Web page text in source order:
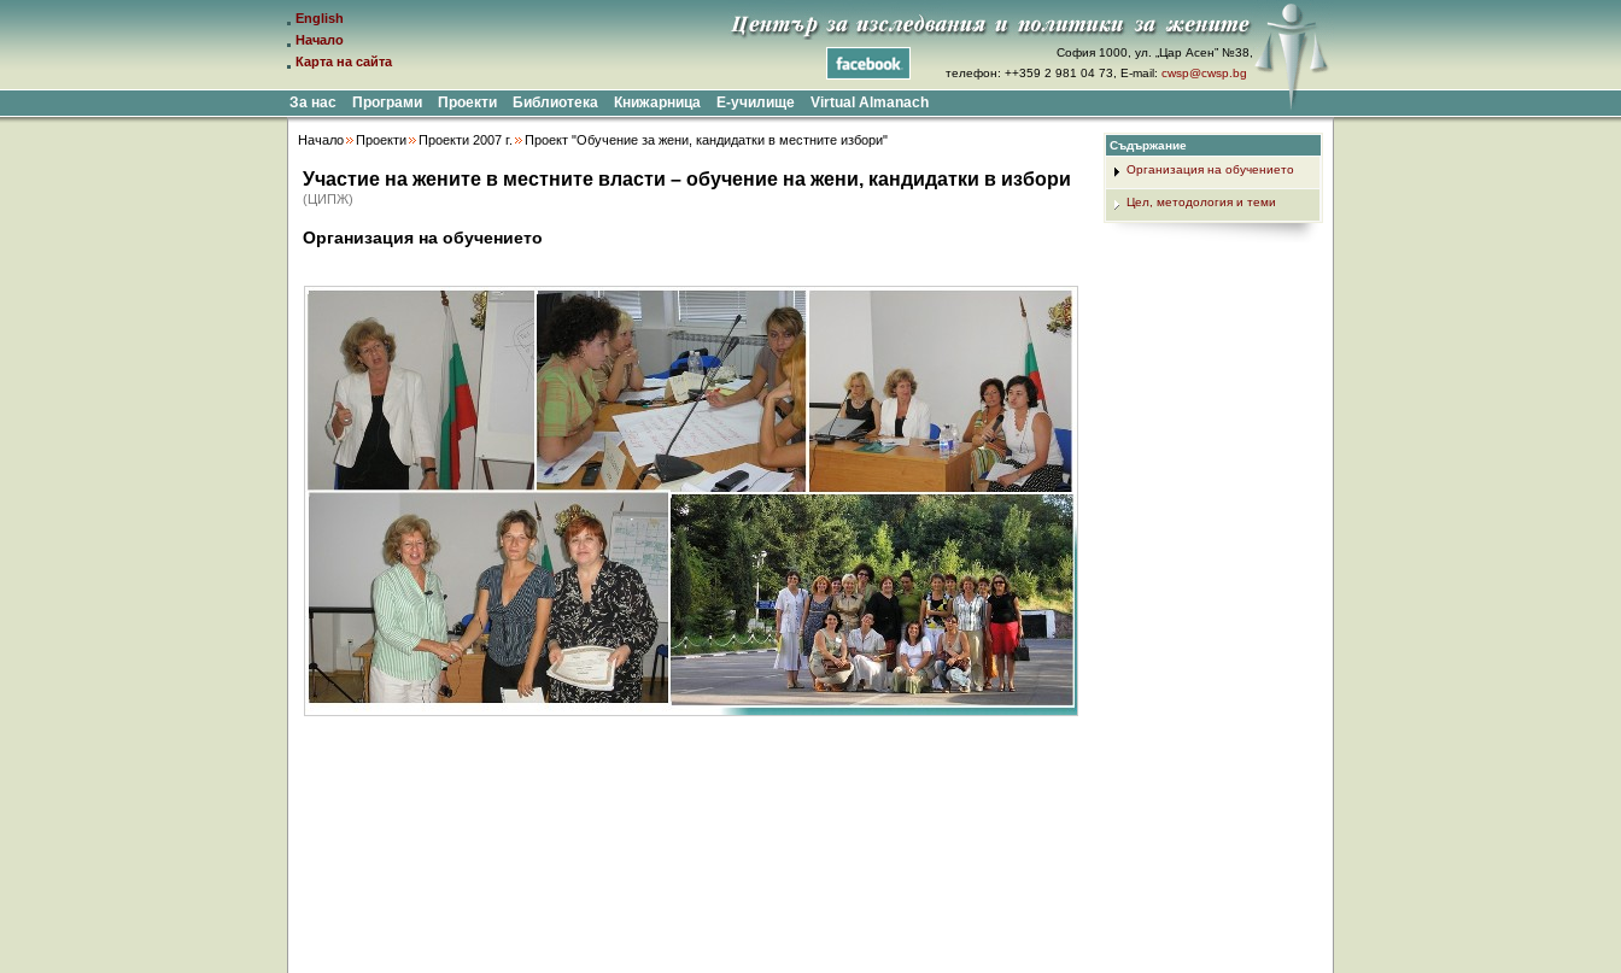
English
Начало
Карта на сайта
София 1000, ул. „Цар Асен” №38,
телефон: ++359 2 981 04 73, E-mail: cwsp@cwsp.bg
За нас Програми Проекти Библиотека Книжарница Е-училище Virtual Almanach
Начало Проекти Проекти 2007 г. Проект "Обучение за жени, кандидатки в местните избори"
Участие на жените в местните власти – обучение на жени, кандидатки в избори
(ЦИПЖ)
Организация на обучението
Съдържание
Организация на обучението
Цел, методология и теми